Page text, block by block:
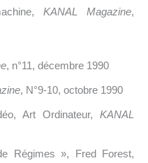
KANAL Magazine,
, n°11, décembre 1990
, N°9-10, octobre 1990
Art Ordinateur, KANAL
Régimes », Fred Forest,